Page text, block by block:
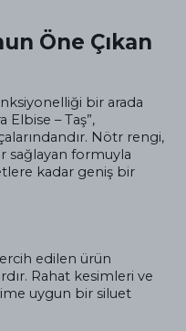
Öne Çıkan
bir arada
Elbise – Taş”,
Nötr rengi,
sağlayan formuyla
kadar geniş bir
edilen ürün
Rahat kesimleri ve
uygun bir siluet